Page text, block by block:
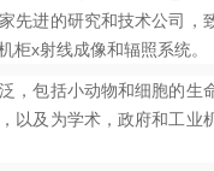
先进的研究和技术公司，
柜x射线成像和辐照系统。
，包括小动物和细胞的生
以及为学术，政府和工业